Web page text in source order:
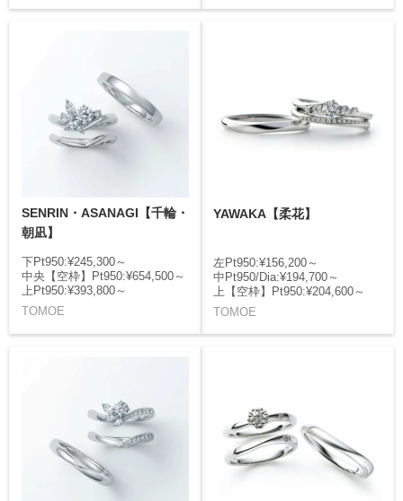
SENRIN・ASANAGI【千輪・
朝凪】
下Pt950:¥245,300～
中央【空枠】Pt950:¥654,500～
上Pt950:¥393,800～
TOMOE
YAWAKA【柔花】
左Pt950:¥156,200～
中Pt950/Dia:¥194,700～
上【空枠】Pt950:¥204,600～
TOMOE